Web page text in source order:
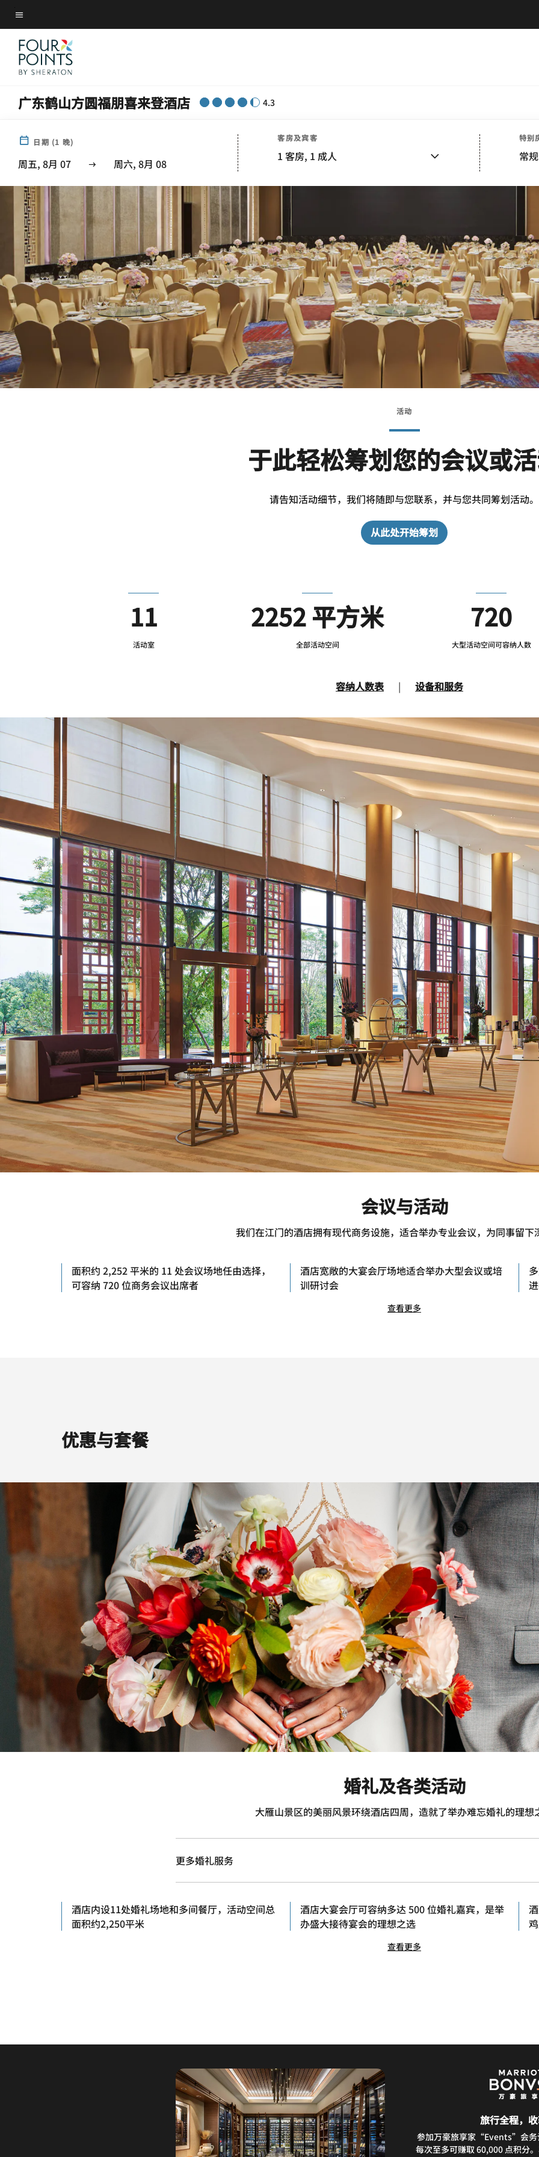
Skip
to
main
content
菜单文本
广东鹤山方圆福朋喜来登酒店 4.3
日期 (1 晚)
周五, 8月 07 周六, 8月 08
客房及宾客
1 客房, 1 成人
特别
常
活动
于此轻松筹划您的会议或
请告知活动细节，我们将随即与您联系，并与您共同筹划活动。
从此处开始筹划
11
活动室
2252 平方米
全部活动空间
720
大型活动空间可容纳人数
容纳人数表 | 设备和服务
会议与活动
我们在江门的酒店拥有现代商务设施，适合举办专业会议，为同事留下
面积约 2,252 平米的 11 处会议场地任由选择，
可容纳 720 位商务会议出席者
酒店宽敞的大宴会厅场地适合举办大型会议或培
训研讨会
查看更多
优惠与套餐
婚礼及各类活动
大雁山景区的美丽风景环绕酒店四周，造就了举办难忘婚礼的理想
更多婚礼服务
酒店内设11处婚礼场地和多间餐厅，活动空间总
面积约2,250平米
酒店大宴会厅可容纳多达 500 位婚礼嘉宾，是举
办盛大接待宴会的理想之选
查看更多
旅行全程，
参加万豪旅享家“Events”会务
每次至多可赚取 60,000 点积分